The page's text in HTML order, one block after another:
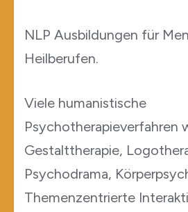
NLP Ausbildungen für
Heilberufen.
Viele humanistische
Psychotherapieverfahren
Gestalttherapie,
Psychodrama,
Themenzentrierte